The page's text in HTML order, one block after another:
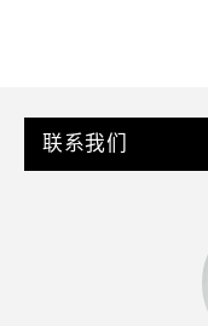
联系我们